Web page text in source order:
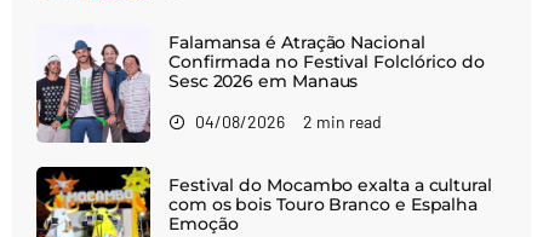
Falamansa é Atração Nacional
Confirmada no Festival Folclórico do
Sesc 2026 em Manaus
04/08/2026 2 min read
Festival do Mocambo exalta a cultural
com os bois Touro Branco e Espalha
Emoção